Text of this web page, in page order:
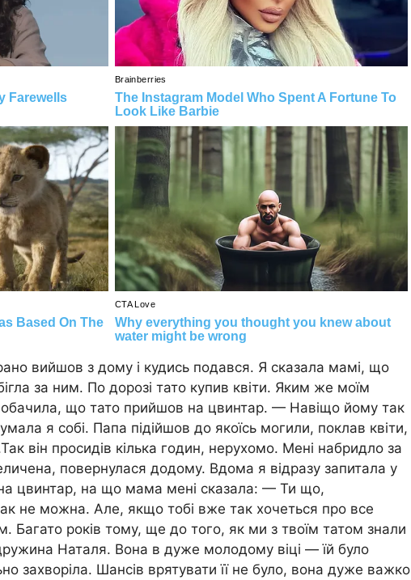
вийшов з дому і кудись подався. Я сказала мамі, що
за ним. По дорозі тато купив квіти. Яким же моїм
що тато прийшов на цвинтар. — Навіщо йому так
я собі. Папа підійшов до якоїсь могили, поклав квіти,
він просидів кілька годин, нерухомо. Мені набридло за
повернулася додому. Вдома я відразу запитала у
цвинтар, на що мама мені сказала: — Ти що,
не можна. Але, якщо тобі вже так хочеться про все
Багато років тому, ще до того, як ми з твоїм татом знали
Наталя. Вона в дуже молодому віці — їй було
захворіла. Шансів врятувати її не було, вона дуже важко